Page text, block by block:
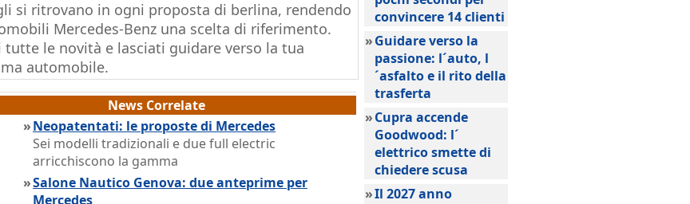
si ritrovano in ogni proposta di berlina, rendendo
Mercedes-Benz una scelta di riferimento.
tutte le novità e lasciati guidare verso la tua
automobile.
News Correlate
»Neopatentati: le proposte di Mercedes
Sei modelli tradizionali e due full electric
arricchiscono la gamma
»Salone Nautico Genova: due anteprime per
Mercedes
convincere 14 clienti
»Guidare verso la
passione: l´auto, l
´asfalto e il rito della
trasferta
»Cupra accende
Goodwood: l´
elettrico smette di
chiedere scusa
»Il 2027 anno